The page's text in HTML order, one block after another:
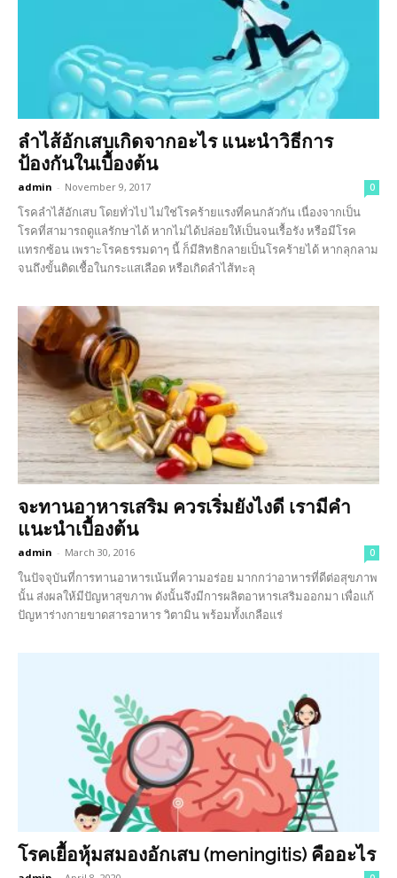
ลำไส้อักเสบเกิดจากอะไร แนะนำวิธีการ
ป้องกันในเบื้องต้น
admin - November 9, 2017 0
โรคลำไส้อักเสบ โดยทั่วไป ไม่ใช่โรคร้ายแรงที่คนกลัวกัน เนื่องจากเป็น
โรคที่สามารถดูแลรักษาได้ หากไม่ได้ปล่อยให้เป็นจนเรื้อรัง หรือมีโรค
แทรกซ้อน เพราะโรคธรรมดาๆ นี้ ก็มีสิทธิกลายเป็นโรคร้ายได้ หากลุกลาม
จนถึงขั้นติดเชื้อในกระแสเลือด หรือเกิดลำไส้ทะลุ
จะทานอาหารเสริม ควรเริ่มยังไงดี เรามีคำ
แนะนำเบื้องต้น
admin - March 30, 2016 0
ในปัจจุบันที่การทานอาหารเน้นที่ความอร่อย มากกว่าอาหารที่ดีต่อสุขภาพ
นั้น ส่งผลให้มีปัญหาสุขภาพ ดังนั้นจึงมีการผลิตอาหารเสริมออกมา เพื่อแก้
ปัญหาร่างกายขาดสารอาหาร วิตามิน พร้อมทั้งเกลือแร่
โรคเยื้อหุ้มสมองอักเสบ (meningitis) คืออะไร